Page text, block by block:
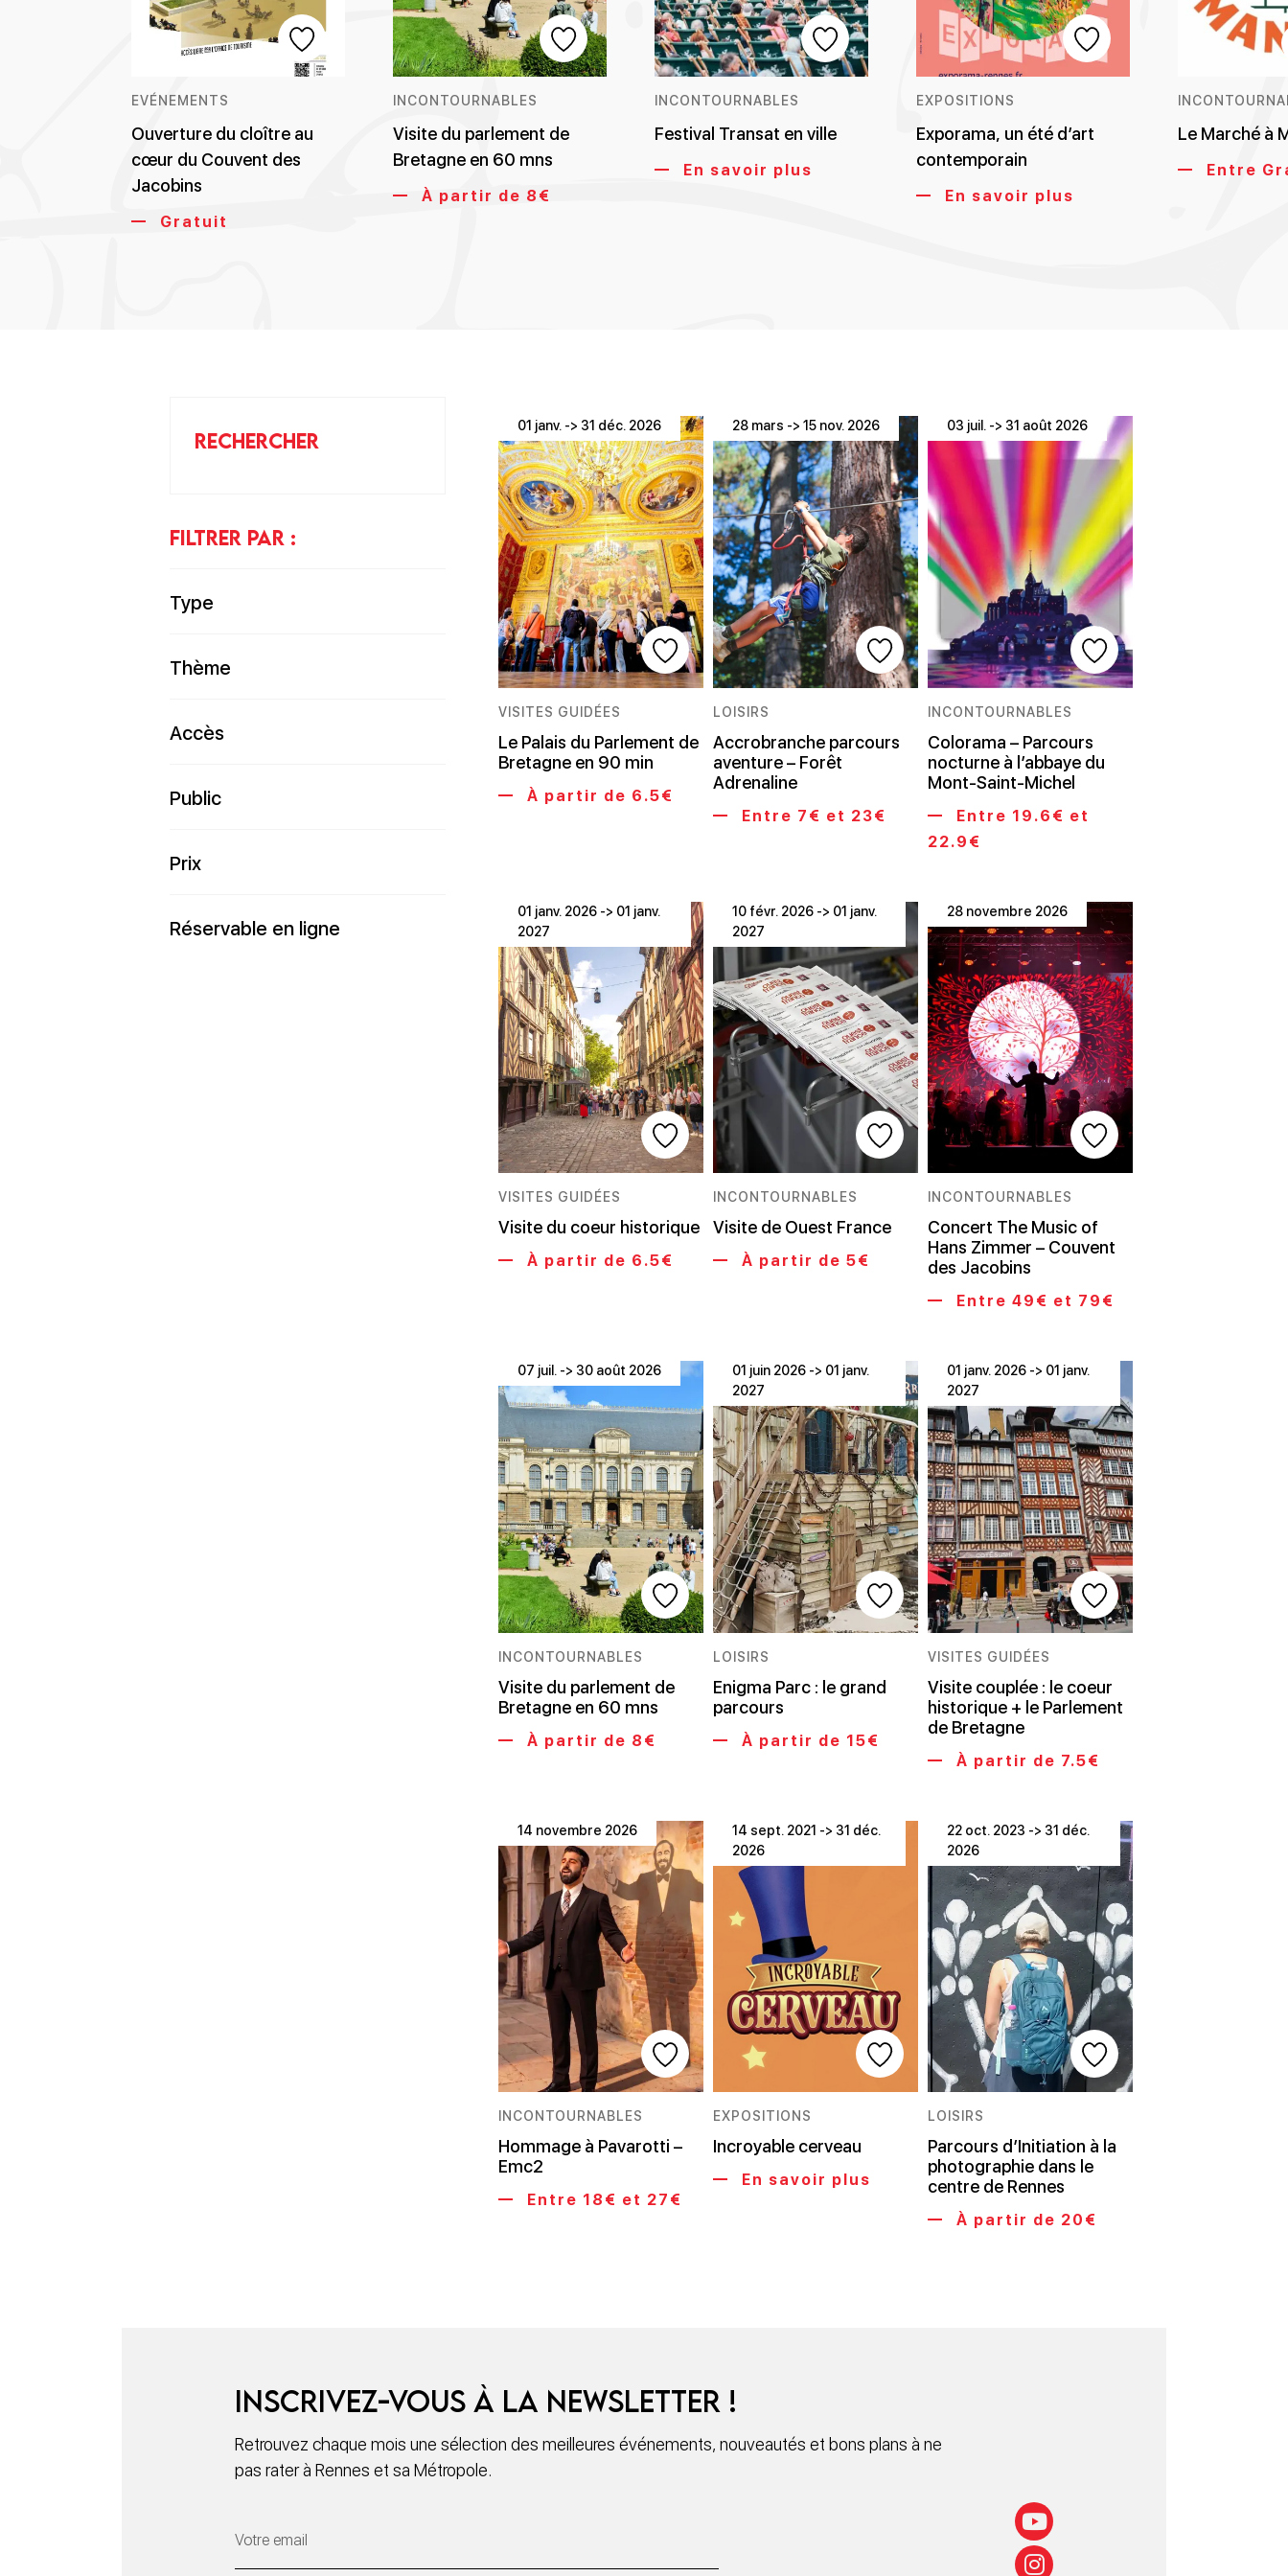
EVÉNEMENTS
Ouverture du cloître au
cœur du Couvent des
Jacobins
Gratuit
INCONTOURNABLES
Visite du parlement de
Bretagne en 60 mns
À partir de 8€
INCONTOURNABLES
Festival Transat en ville
En savoir plus
EXPOSITIONS
Exporama, un été d’art
contemporain
En savoir plus
Le Marché à
Entre
RECHERCHER
FILTRER PAR :
Type
Thème
Accès
Public
Prix
Réservable en ligne
01 janv. -> 31 déc. 2026
VISITES GUIDÉES
Le Palais du Parlement de
Bretagne en 90 min
À partir de 6.5€
28 mars -> 15 nov. 2026
LOISIRS
Accrobranche parcours
aventure – Forêt
Adrenaline
Entre 7€ et 23€
03 juil. -> 31 août 2026
INCONTOURNABLES
Colorama – Parcours
nocturne à l’abbaye du
Mont-Saint-Michel
Entre 19.6€ et
22.9€
01 janv. 2026 -> 01 janv.
2027
VISITES GUIDÉES
Visite du coeur historique
À partir de 6.5€
10 févr. 2026 -> 01 janv.
2027
INCONTOURNABLES
Visite de Ouest France
À partir de 5€
28 novembre 2026
INCONTOURNABLES
Concert The Music of
Hans Zimmer – Couvent
des Jacobins
Entre 49€ et 79€
07 juil. -> 30 août 2026
INCONTOURNABLES
Visite du parlement de
Bretagne en 60 mns
À partir de 8€
01 juin 2026 -> 01 janv.
2027
LOISIRS
Enigma Parc : le grand
parcours
À partir de 15€
01 janv. 2026 -> 01 janv.
2027
VISITES GUIDÉES
Visite couplée : le coeur
historique + le Parlement
de Bretagne
À partir de 7.5€
14 novembre 2026
INCONTOURNABLES
Hommage à Pavarotti –
Emc2
Entre 18€ et 27€
14 sept. 2021 -> 31 déc.
2026
EXPOSITIONS
Incroyable cerveau
En savoir plus
22 oct. 2023 -> 31 déc.
2026
LOISIRS
Parcours d’Initiation à la
photographie dans le
centre de Rennes
À partir de 20€
Inscrivez-vous à la newsletter !
Retrouvez chaque mois une sélection des meilleures événements, nouveautés et bons plans à ne
pas rater à Rennes et sa Métropole.